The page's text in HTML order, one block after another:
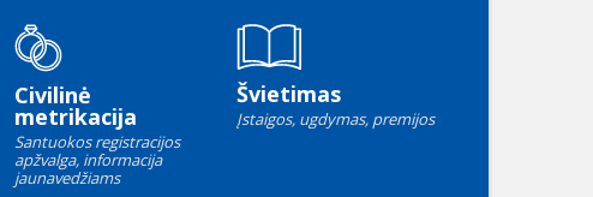
Civilinė
metrikacija
Santuokos registracijos
apžvalga, informacija
jaunavedžiams
Švietimas
Įstaigos, ugdymas, premijos